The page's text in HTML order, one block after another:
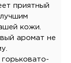
приятный
кожи.
аромат не